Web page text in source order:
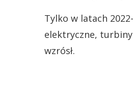
Tylko w latach
elektryczne,
wzrósł.